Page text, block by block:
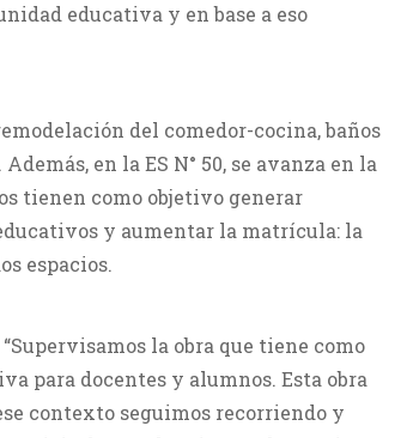
educativa y en base a eso
del comedor-cocina, baños
en la ES N° 50, se avanza en la
tienen como objetivo generar
y aumentar la matrícula: la
espacios.
la obra que tiene como
para docentes y alumnos. Esta obra
contexto seguimos recorriendo y